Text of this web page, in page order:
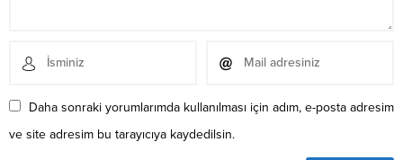
Daha sonraki yorumlarımda kullanılması için adım, e-posta adresim
ve site adresim bu tarayıcıya kaydedilsin.